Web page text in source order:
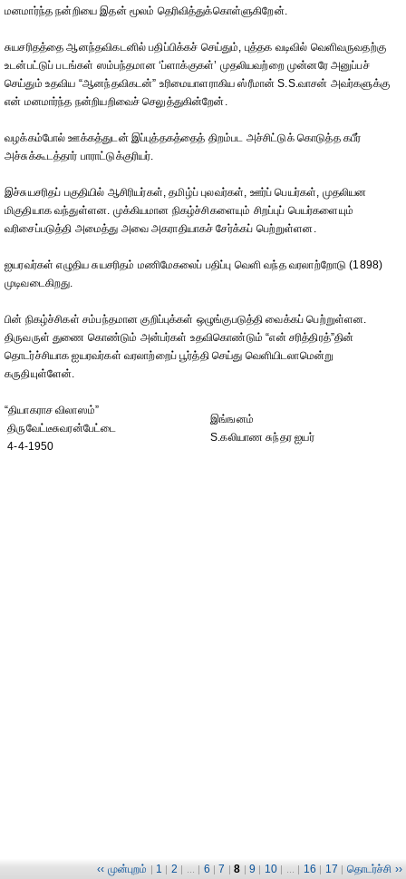
மனமார்ந்த நன்றியை இதன் மூலம் தெரிவித்துக்கொள்ளுகிறேன்.
சுயசரிதத்தை ஆனந்தவிகடனில் பதிப்பிக்கச் செய்தும், புத்தக வடிவில் வெளிவருவதற்கு
உடன்பட்டுப் படங்கள் ஸம்பந்தமான ‘ப்ளாக்குகள்’ முதலியவற்றை முன்னரே அனுப்பச்
செய்தும் உதவிய “ஆனந்தவிகடன்” உரிமையாளராகிய ஸ்ரீமான் S.S.வாசன் அவர்களுக்கு
என் மனமார்ந்த நன்றியறிவைச் செலுத்துகின்றேன்.
வழக்கம்போல் ஊக்கத்துடன் இப்புத்தகத்தைத் திறம்பட அச்சிட்டுக் கொடுத்த கபீர்
அச்சுக்கூடத்தார் பாராட்டுக்குரியர்.
இச்சுயசரிதப் பகுதியில் ஆசிரியர்கள், தமிழ்ப் புலவர்கள், ஊர்ப் பெயர்கள், முதலியன
மிகுதியாக வந்துள்ளன. முக்கியமான நிகழ்ச்சிகளையும் சிறப்புப் பெயர்களையும்
வரிசைப்படுத்தி அமைத்து அவை அகராதியாகச் சேர்க்கப் பெற்றுள்ளன.
ஐயரவர்கள் எழுதிய சுயசரிதம் மணிமேகலைப் பதிப்பு வெளி வந்த வரலாற்றோடு (1898)
முடிவடைகிறது.
பின் நிகழ்ச்சிகள் சம்பந்தமான குறிப்புக்கள் ஒழுங்குபடுத்தி வைக்கப் பெற்றுள்ளன.
திருவருள் துணை கொண்டும் அன்பர்கள் உதவிகொண்டும் “என் சரித்திரத்”தின்
தொடர்ச்சியாக ஐயரவர்கள் வரலாற்றைப் பூர்த்தி செய்து வெளியிடலாமென்று
கருதியுள்ளேன்.
“தியாகராச விலாஸம்”
திருவேட்டீசுவரன்பேட்டை
4-4-1950
இங்ஙனம்
S.கலியாண சுந்தர ஐயர்
‹‹ முன்புறம் | 1 | 2 | ... | 6 | 7 | 8 | 9 | 10 | ... | 16 | 17 | தொடர்ச்சி ››